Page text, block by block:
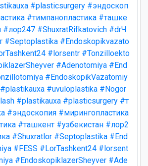
#plasticsurgery #эндоскоп
#тимпанопластика #ташке
#лор247 #ShuxratRifkatovich #drЧ
#Septoplastika #Endoskopikvazato
#lorsentr #Tonzilloekto
#Adenotomiya #End
#EndoskopikVazatomiy
#plastikauxa #uvuloplastika #Nogor
#plastikauxa #plasticsurgery #т
#эндоскопия #мирингопластика
#ташкент #узбекистан #лор2
#Shuxratlor #Septoplastika #End
#FESS #LorTashkent24 #lorsent
#EndoskopiklazerSheyver #Ade